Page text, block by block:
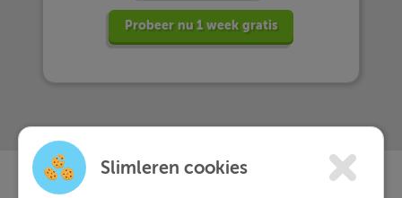
Probeer nu 1 week gratis
Slimleren cookies